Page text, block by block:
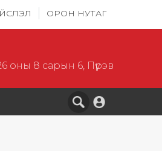
ОРОН НУТАГ
оны 8 сарын 6, Пүрэв